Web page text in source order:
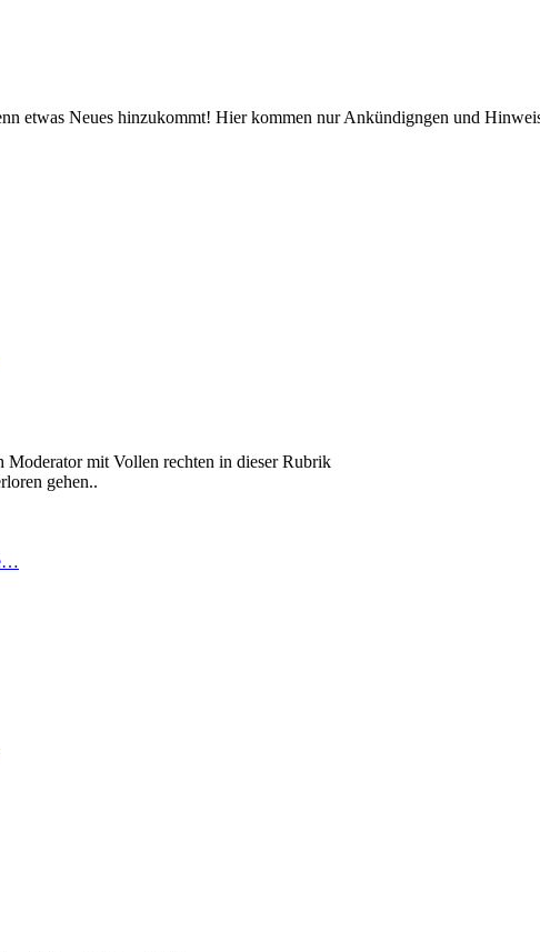
etwas Neues hinzukommt! Hier kommen nur Ankündigngen und
Moderator mit Vollen rechten in dieser Rubrik
gehen..